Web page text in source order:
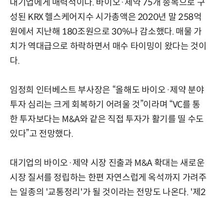
대기업에게 매력적이다. 바이오·제약 75개 종목으로 구
성된 KRX 헬스케어지수 시가총액은 2020년 말 258억
원에서 지난해 180조원으로 30%나 감소했다. 매물 가
치가 역대급으로 하락하면서 매수 타이밍이 왔다는 것이
다.
임정희 인터베스트 부사장은 “올해도 바이오·제약 분야
투자 심리는 크게 회복하기 어려울 것”이라며 “VC를 통
한 투자보다는 M&A와 같은 직접 투자가 활기를 띨 수도
있다”고 전망했다.
대기업의 바이오·제약 시장 진출과 M&A 확대는 새로운
시장 질서를 정립하는 한편 자연스럽게 옥석까지 가려주
는 일종의 '교통정리'가 될 것이라는 전망도 나온다. '제2